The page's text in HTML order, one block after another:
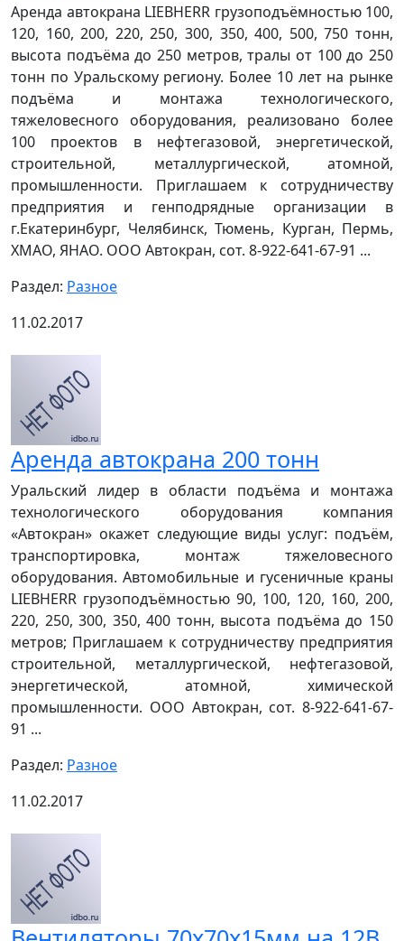
Аренда автокрана LIEBHERR грузоподъёмностью 100,
120, 160, 200, 220, 250, 300, 350, 400, 500, 750 тонн,
высота подъёма до 250 метров, тралы от 100 до 250
тонн по Уральскому региону. Более 10 лет на рынке
подъёма и монтажа технологического,
тяжеловесного оборудования, реализовано более
100 проектов в нефтегазовой, энергетической,
строительной, металлургической, атомной,
промышленности. Приглашаем к сотрудничеству
предприятия и генподрядные организации в
г.Екатеринбург, Челябинск, Тюмень, Курган, Пермь,
ХМАО, ЯНАО. ООО Автокран, сот. 8-922-641-67-91 ...
Раздел: Разное
11.02.2017
Аренда автокрана 200 тонн
Уральский лидер в области подъёма и монтажа
технологического оборудования компания
«Автокран» окажет следующие виды услуг: подъём,
транспортировка, монтаж тяжеловесного
оборудования. Автомобильные и гусеничные краны
LIEBHERR грузоподъёмностью 90, 100, 120, 160, 200,
220, 250, 300, 350, 400 тонн, высота подъёма до 150
метров; Приглашаем к сотрудничеству предприятия
строительной, металлургической, нефтегазовой,
энергетической, атомной, химической
промышленности. ООО Автокран, сот. 8-922-641-67-
91 ...
Раздел: Разное
11.02.2017